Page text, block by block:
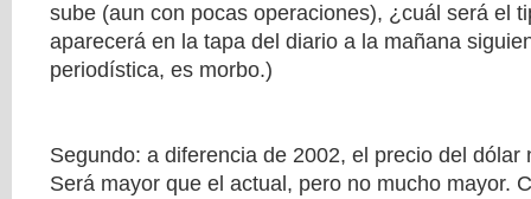
sube (aun con pocas operaciones), ¿cuál será el
aparecerá en la tapa del diario a la mañana
periodística, es morbo.)
Segundo: a diferencia de 2002, el precio del dólar
Será mayor que el actual, pero no mucho mayor.